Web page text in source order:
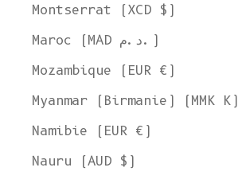
Montserrat (XCD $)
Maroc (MAD د.م.)
Mozambique (EUR €)
Myanmar (Birmanie) (MMK K)
Namibie (EUR €)
Nauru (AUD $)